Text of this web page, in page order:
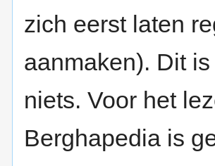
zich eerst laten
aanmaken). Dit
niets. Voor het
Berghapedia is